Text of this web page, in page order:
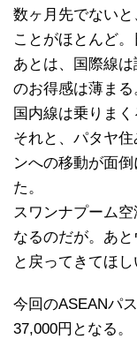
数ヶ月先でない
ことがほとんど。
あとは、国際線
のお得感は薄まる
国内線は乗りまく
それと、パタヤ
ンへの移動が面
た。
スワンナプーム
なるのだが。あ
と戻ってきてほし
今回のASEANパ
37,000円となる。